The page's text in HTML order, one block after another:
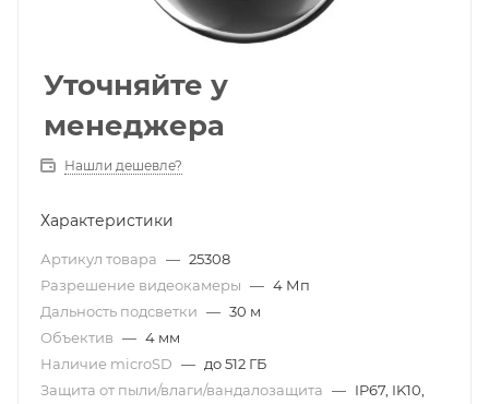
Уточняйте у
менеджера
Нашли дешевле?
Характеристики
Артикул товара — 25308
Разрешение видеокамеры — 4 Мп
Дальность подсветки — 30 м
Объектив — 4 мм
Наличие microSD — до 512 ГБ
Защита от пыли/влаги/вандалозащита — IP67, IK10,